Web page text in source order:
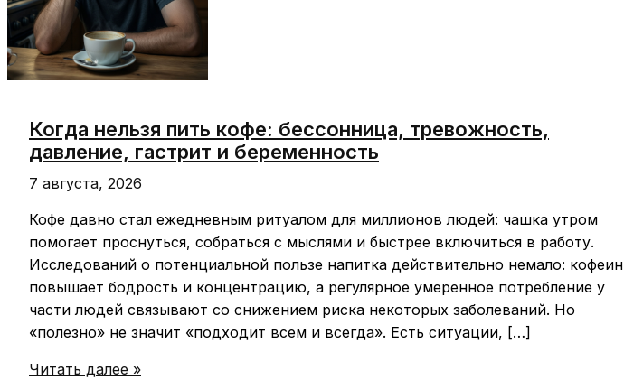
Когда нельзя пить кофе: бессонница, тревожность,
давление, гастрит и беременность
7 августа, 2026
Кофе давно стал ежедневным ритуалом для миллионов людей: чашка утром
помогает проснуться, собраться с мыслями и быстрее включиться в работу.
Исследований о потенциальной пользе напитка действительно немало: кофеин
повышает бодрость и концентрацию, а регулярное умеренное потребление у
части людей связывают со снижением риска некоторых заболеваний. Но
«полезно» не значит «подходит всем и всегда». Есть ситуации, […]
Когда
Читать далее »